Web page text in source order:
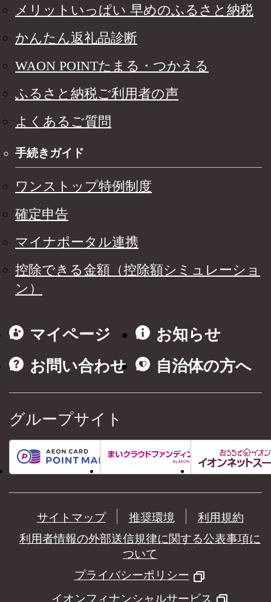
メリットいっぱい 早めのふるさと納税
かんたん返礼品診断
WAON POINTたまる・つかえる
ふるさと納税ご利用者の声
よくあるご質問
手続きガイド
ワンストップ特例制度
確定申告
マイナポータル連携
控除できる金額（控除額シミュレーショ
ン）
マイページ
お知らせ
お問い合わせ
自治体の方へ
グループサイト
サイトマップ 推奨環境
利用規約
利用者情報の外部送信規律に関する公表事項に
ついて
プライバシーポリシー
イオンフィナンシャルサービス